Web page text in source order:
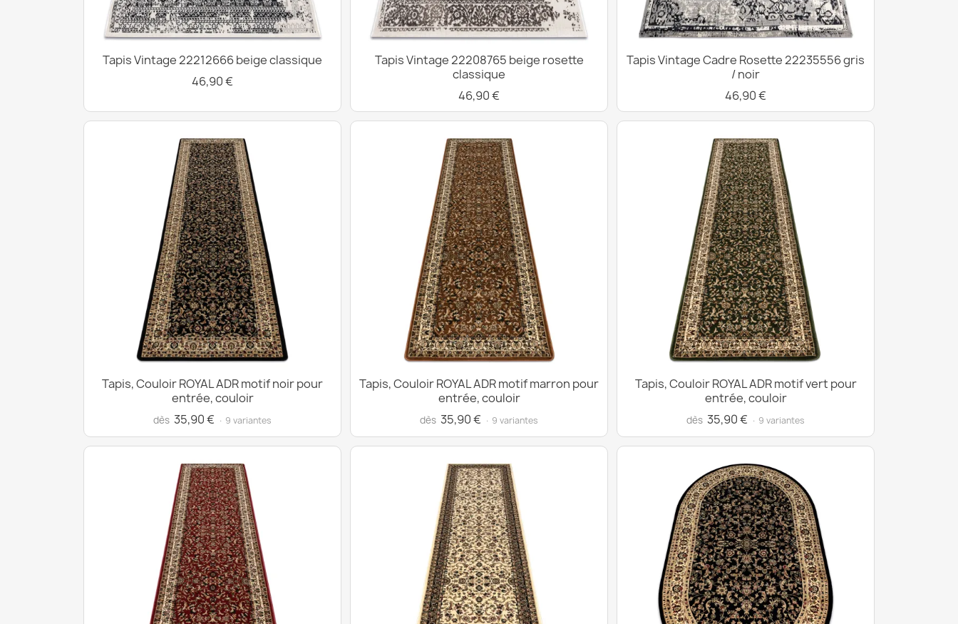
Tapis Vintage 22212666 beige classique
46,90 €
Tapis Vintage 22208765 beige rosette
classique
46,90 €
Tapis Vintage Cadre Rosette 22235556 gris
/ noir
46,90 €
Tapis, Couloir ROYAL ADR motif noir pour
entrée, couloir
dès 35,90 € · 9 variantes
Tapis, Couloir ROYAL ADR motif marron pour
entrée, couloir
dès 35,90 € · 9 variantes
Tapis, Couloir ROYAL ADR motif vert pour
entrée, couloir
dès 35,90 € · 9 variantes